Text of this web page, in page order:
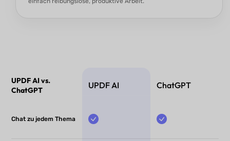
UPDF AI vs.
ChatGPT
UPDF AI ChatGPT
Chat zu jedem Thema